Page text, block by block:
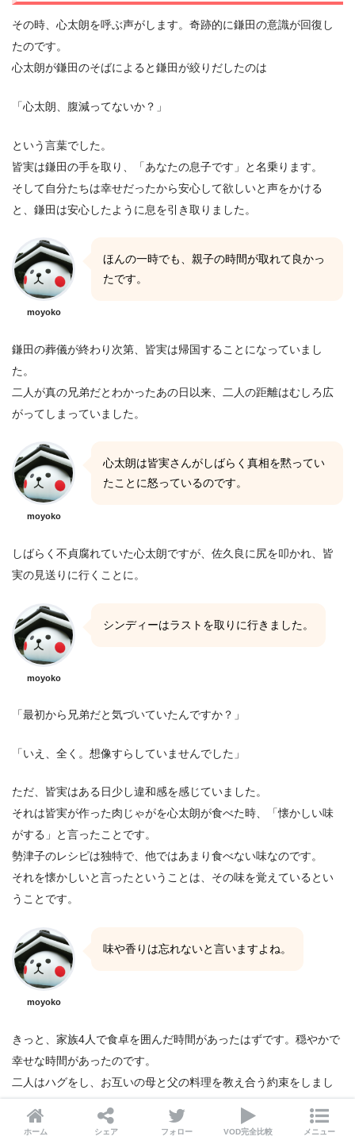
その時、心太朗を呼ぶ声がします。奇跡的に鎌田の意識が回復し
たのです。
心太朗が鎌田のそばによると鎌田が絞りだしたのは
「心太朗、腹減ってないか？」
という言葉でした。
皆実は鎌田の手を取り、「あなたの息子です」と名乗ります。
そして自分たちは幸せだったから安心して欲しいと声をかける
と、鎌田は安心したように息を引き取りました。
moyoko
ほんの一時でも、親子の時間が取れて良かっ
たです。
鎌田の葬儀が終わり次第、皆実は帰国することになっていまし
た。
二人が真の兄弟だとわかったあの日以来、二人の距離はむしろ広
がってしまっていました。
moyoko
心太朗は皆実さんがしばらく真相を黙ってい
たことに怒っているのです。
しばらく不貞腐れていた心太朗ですが、佐久良に尻を叩かれ、皆
実の見送りに行くことに。
moyoko
シンディーはラストを取りに行きました。
「最初から兄弟だと気づいていたんですか？」
「いえ、全く。想像すらしていませんでした」
ただ、皆実はある日少し違和感を感じていました。
それは皆実が作った肉じゃがを心太朗が食べた時、「懐かしい味
がする」と言ったことです。
勢津子のレシピは独特で、他ではあまり食べない味なのです。
それを懐かしいと言ったということは、その味を覚えているとい
うことです。
moyoko
味や香りは忘れないと言いますよね。
きっと、家族4人で食卓を囲んだ時間があったはずです。穏やかで
幸せな時間があったのです。
二人はハグをし、お互いの母と父の料理を教え合う約束をしまし
ホーム シェア フォロー VOD完全比較 メニュー